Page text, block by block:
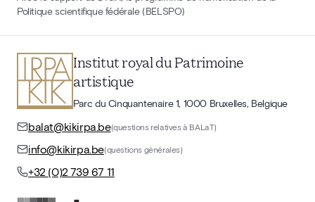
Politique scientifique fédérale (BELSPO)
Institut royal du Patrimoine
artistique
Parc du Cinquantenaire 1, 1000 Bruxelles, Belgique
balat@kikirpa.be(questions relatives à BALaT)
info@kikirpa.be(questions générales)
+32 (0)2 739 67 11